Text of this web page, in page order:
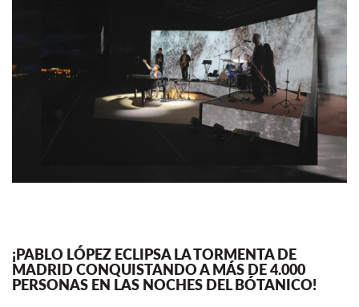
¡PABLO LÓPEZ ECLIPSA LA TORMENTA DE
MADRID CONQUISTANDO A MÁS DE 4.000
PERSONAS EN LAS NOCHES DEL BÓTANICO!